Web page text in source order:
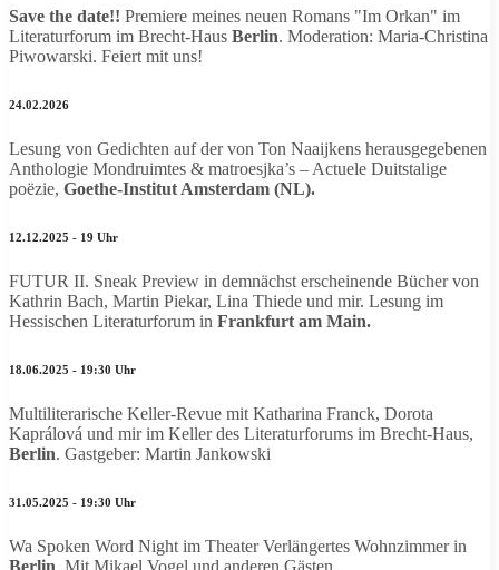
Save the date!! Premiere meines neuen Romans "Im Orkan" im
Literaturforum im Brecht-Haus Berlin. Moderation: Maria-Christina
Piwowarski. Feiert mit uns!
24.02.2026
Lesung von Gedichten auf der von Ton Naaijkens herausgegebenen
Anthologie Mondruimtes & matroesjka’s – Actuele Duitstalige
poëzie, Goethe-Institut Amsterdam (NL).
12.12.2025 - 19 Uhr
FUTUR II. Sneak Preview in demnächst erscheinende Bücher von
Kathrin Bach, Martin Piekar, Lina Thiede und mir. Lesung im
Hessischen Literaturforum in Frankfurt am Main.
18.06.2025 - 19:30 Uhr
Multiliterarische Keller-Revue mit Katharina Franck, Dorota
Kaprálová und mir im Keller des Literaturforums im Brecht-Haus,
Berlin. Gastgeber: Martin Jankowski
31.05.2025 - 19:30 Uhr
Wa Spoken Word Night im Theater Verlängertes Wohnzimmer in
Berlin. Mit Mikael Vogel und anderen Gästen.